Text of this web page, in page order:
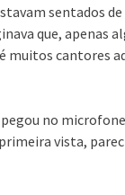
sentados
que, apenas
muitos cantores
no
vista,